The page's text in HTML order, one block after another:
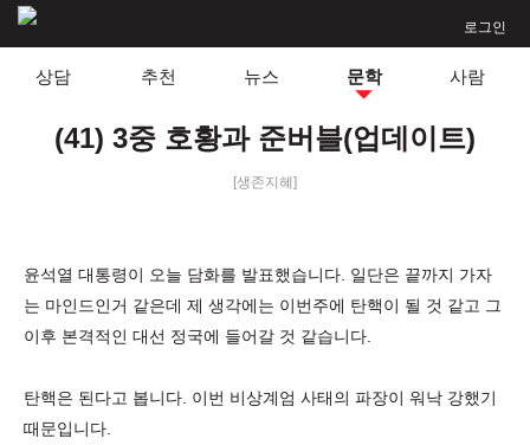
로그인
상담 추천 뉴스 문학 사람
(41) 3중 호황과 준버블(업데이트)
[생존지혜]
윤석열 대통령이 오늘 담화를 발표했습니다. 일단은 끝까지 가자
는 마인드인거 같은데 제 생각에는 이번주에 탄핵이 될 것 같고 그
이후 본격적인 대선 정국에 들어갈 것 같습니다.
탄핵은 된다고 봅니다. 이번 비상계엄 사태의 파장이 워낙 강했기
때문입니다.